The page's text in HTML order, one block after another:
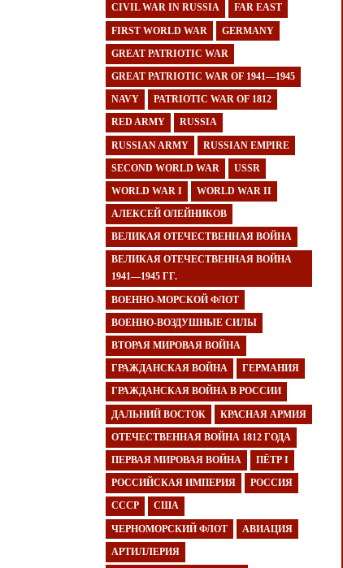
CIVIL WAR IN RUSSIA FAR EAST
FIRST WORLD WAR GERMANY
GREAT PATRIOTIC WAR
GREAT PATRIOTIC WAR OF 1941—1945
NAVY PATRIOTIC WAR OF 1812
RED ARMY RUSSIA
RUSSIAN ARMY RUSSIAN EMPIRE
SECOND WORLD WAR USSR
WORLD WAR I WORLD WAR II
АЛЕКСЕЙ ОЛЕЙНИКОВ
ВЕЛИКАЯ ОТЕЧЕСТВЕННАЯ ВОЙНА
ВЕЛИКАЯ ОТЕЧЕСТВЕННАЯ ВОЙНА
1941—1945 ГГ.
ВОЕННО-МОРСКОЙ ФЛОТ
ВОЕННО-ВОЗДУШНЫЕ СИЛЫ
ВТОРАЯ МИРОВАЯ ВОЙНА
ГРАЖДАНСКАЯ ВОЙНА ГЕРМАНИЯ
ГРАЖДАНСКАЯ ВОЙНА В РОССИИ
ДАЛЬНИЙ ВОСТОК КРАСНАЯ АРМИЯ
ОТЕЧЕСТВЕННАЯ ВОЙНА 1812 ГОДА
ПЕРВАЯ МИРОВАЯ ВОЙНА ПЁТР I
РОССИЙСКАЯ ИМПЕРИЯ РОССИЯ
СССР США
ЧЕРНОМОРСКИЙ ФЛОТ АВИАЦИЯ
АРТИЛЛЕРИЯ